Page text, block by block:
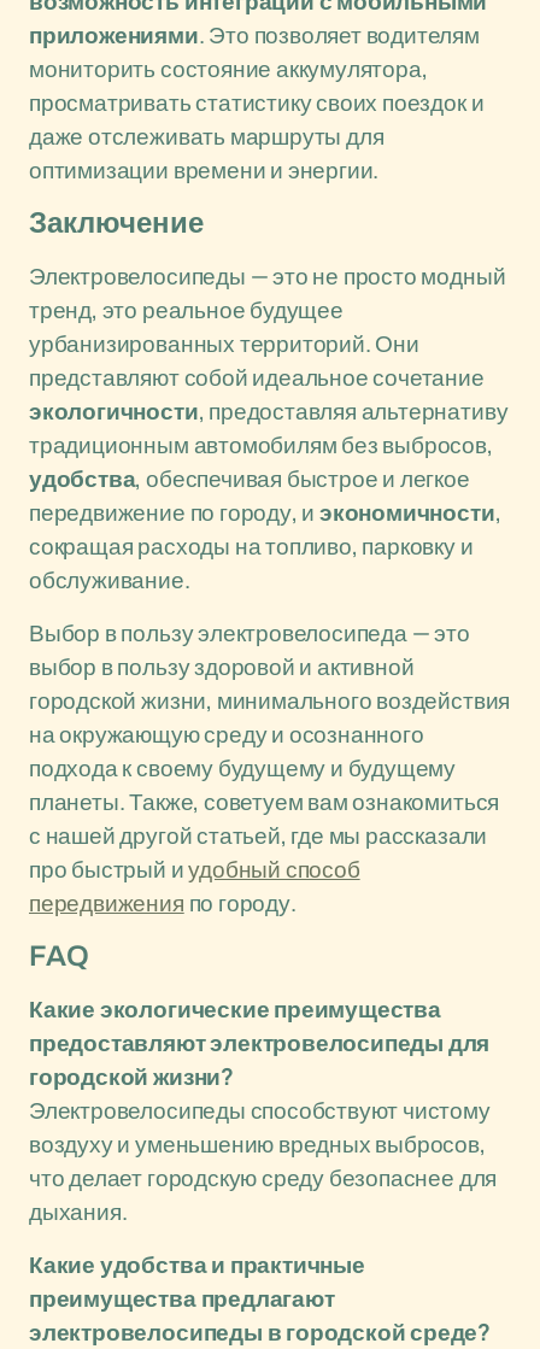
приложениями. Это позволяет водителям
мониторить состояние аккумулятора,
просматривать статистику своих поездок и
даже отслеживать маршруты для
оптимизации времени и энергии.
Заключение
Электровелосипеды — это не просто модный
тренд, это реальное будущее
урбанизированных территорий. Они
представляют собой идеальное сочетание
экологичности, предоставляя альтернативу
традиционным автомобилям без выбросов,
удобства, обеспечивая быстрое и легкое
передвижение по городу, иэкономичности,
сокращая расходы на топливо, парковку и
обслуживание.
Выбор в пользу электровелосипеда — это
выбор в пользу здоровой и активной
городской жизни, минимального воздействия
на окружающую среду и осознанного
подхода к своему будущему и будущему
планеты. Также, советуем вам ознакомиться
с нашей другой статьей, где мы рассказали
про быстрый иудобный способ
передвижения по городу.
FAQ
Какие экологические преимущества
предоставляют электровелосипеды для
городской жизни?
Электровелосипеды способствуют чистому
воздуху и уменьшению вредных выбросов,
что делает городскую среду безопаснее для
дыхания.
Какие удобства и практичные
преимущества предлагают
электровелосипеды в городской среде?